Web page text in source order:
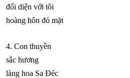
đối diện với tôi
hoàng hôn đỏ mặt
4. Con thuyền
sắc hương
làng hoa Sa Đéc